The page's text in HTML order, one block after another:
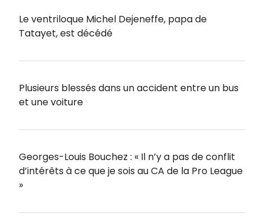
Le ventriloque Michel Dejeneffe, papa de
Tatayet, est décédé
Plusieurs blessés dans un accident entre un bus
et une voiture
Georges-Louis Bouchez : « Il n’y a pas de conflit
d’intérêts à ce que je sois au CA de la Pro League
»